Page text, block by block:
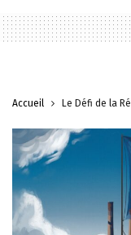
Accueil Le Défi de la